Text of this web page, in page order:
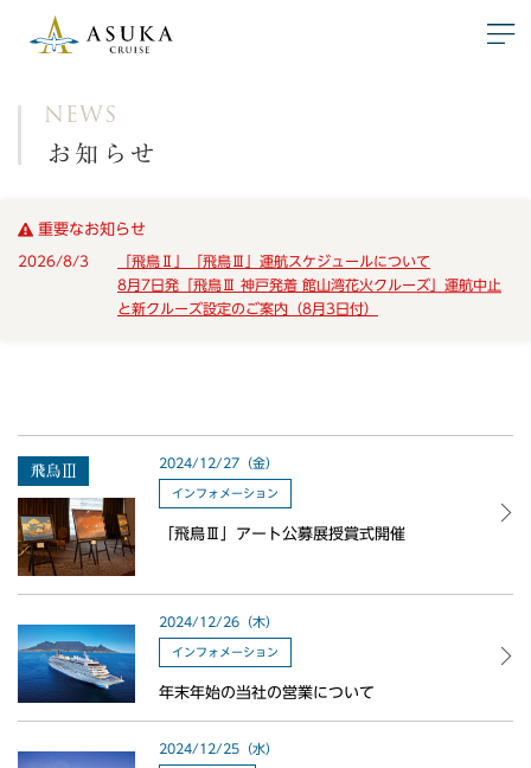
NEWS
お知らせ
重要なお知らせ
2026/8/3 「飛鳥Ⅱ」「飛鳥Ⅲ」運航スケジュールについて
8月7日発「飛鳥Ⅲ 神戸発着 館山湾花火クルーズ」運航中止
と新クルーズ設定のご案内（8月3日付）
2024/12/27（金）
インフォメーション
「飛鳥Ⅲ」アート公募展授賞式開催
2024/12/26（木）
インフォメーション
年末年始の当社の営業について
2024/12/25（水）